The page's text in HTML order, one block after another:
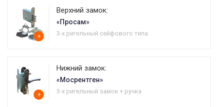
+
Верхний замок:
«Просам»
3-х ригельный сейфового типа
+
Нижний замок:
«Мосрентген»
3-х ригельный замок + ручка